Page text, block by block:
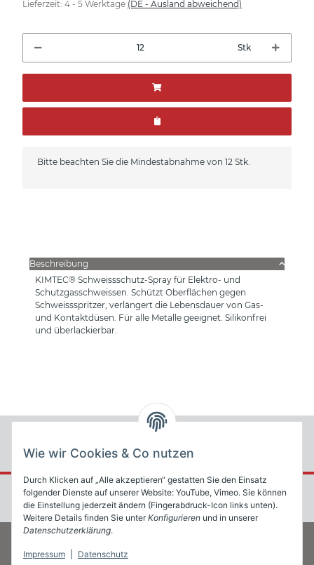
Lieferzeit: 4 - 5 Werktage (DE - Ausland abweichend)
Stk
xBitte beachten Sie die Mindestabnahme von 12 Stk.
Beschreibung
KIMTEC® Schweissschutz-Spray für Elektro- und
Schutzgasschweissen. Schützt Oberflächen gegen
Schweissspritzer, verlängert die Lebensdauer von Gas-
und Kontaktdüsen. Für alle Metalle geeignet. Silikonfrei
und überlackierbar.
Wie wir Cookies & Co nutzen
Durch Klicken auf „Alle akzeptieren“ gestatten Sie den Einsatz
folgender Dienste auf unserer Website: YouTube, Vimeo. Sie können
die Einstellung jederzeit ändern (Fingerabdruck-Icon links unten).
Weitere Details finden Sie unterKonfigurieren und in unserer
Datenschutzerklärung.
Impressum Datenschutz